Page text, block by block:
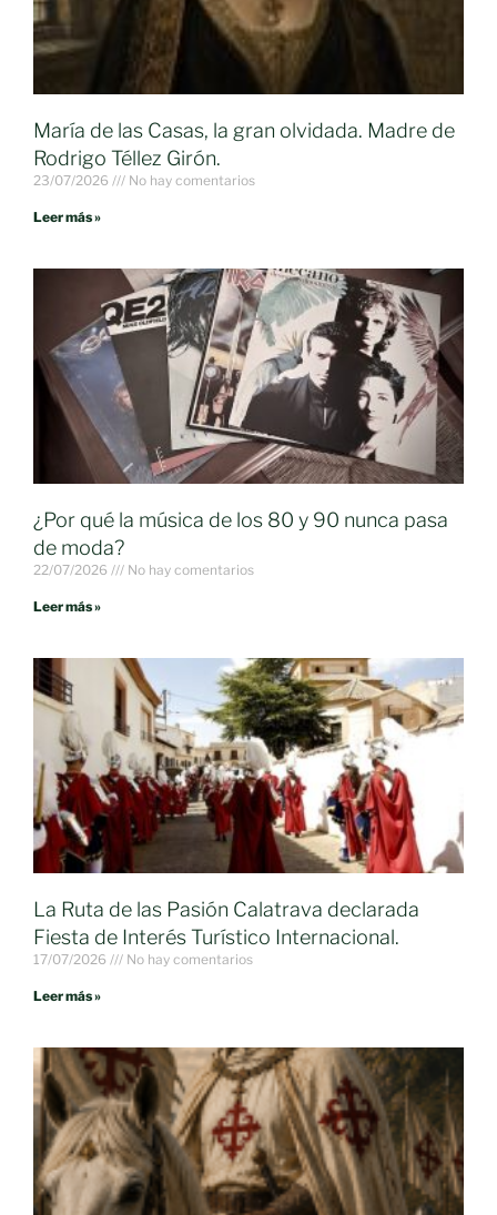
María de las Casas, la gran olvidada. Madre de
Rodrigo Téllez Girón.
23/07/2026 No hay comentarios
Leer más »
¿Por qué la música de los 80 y 90 nunca pasa
de moda?
22/07/2026 No hay comentarios
Leer más »
La Ruta de las Pasión Calatrava declarada
Fiesta de Interés Turístico Internacional.
17/07/2026 No hay comentarios
Leer más »